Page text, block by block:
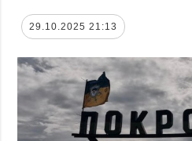
29.10.2025 21:13